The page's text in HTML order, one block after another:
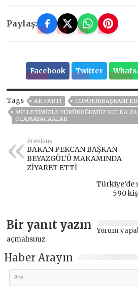
Paylaş:
Facebook Twitter
Tags AK PARTİ
CUMHURBAŞKANI
MİLLETİMİZLE YÜRÜDÜĞÜMÜZ YOLDA
OLAMAYACAKLAR
Previous
BAKAN PEKCAN BAŞKAN
BEYAZGÜL’Ü MAKAMINDA
ZİYARET ETTİ
Türkiye’de
590
Bir yanıt yazın Yorum
açmalısınız.
Haber Arayın